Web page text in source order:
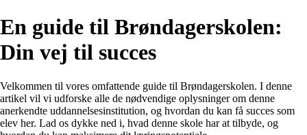
En guide til Brøndagerskolen:
Din vej til succes
Velkommen til vores omfattende guide til Brøndagerskolen. I denne
artikel vil vi udforske alle de nødvendige oplysninger om denne
anerkendte uddannelsesinstitution, og hvordan du kan få succes som
elev her. Lad os dykke ned i, hvad denne skole har at tilbyde, og